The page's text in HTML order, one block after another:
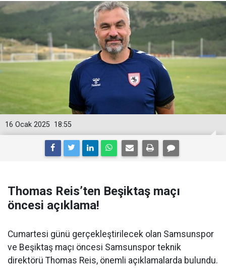
18:55
16 Ocak 2025
Thomas Reis’ten Beşiktaş maçı
öncesi açıklama!
Cumartesi günü gerçekleştirilecek olan Samsunspor
ve Beşiktaş maçı öncesi Samsunspor teknik
direktörü Thomas Reis, önemli açıklamalarda bulundu.